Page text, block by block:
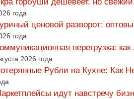
горбуши дешевеет, но
года
ценовой разворот:
года
перегрузка:
2026 года
Рубли на Кухне: Как
идут навстречу